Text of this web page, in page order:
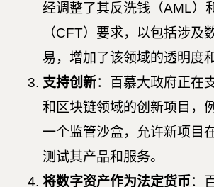
经调整了其反洗钱（AML）
（CFT）要求，以包括涉及
易，增加了该领域的透明度
支持创新：百慕大政府正在
和区块链领域的创新项目，
一个监管沙盒，允许新项目
测试其产品和服务。
将数字资产作为法定货币 ：